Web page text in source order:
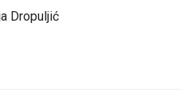
Dropuljić